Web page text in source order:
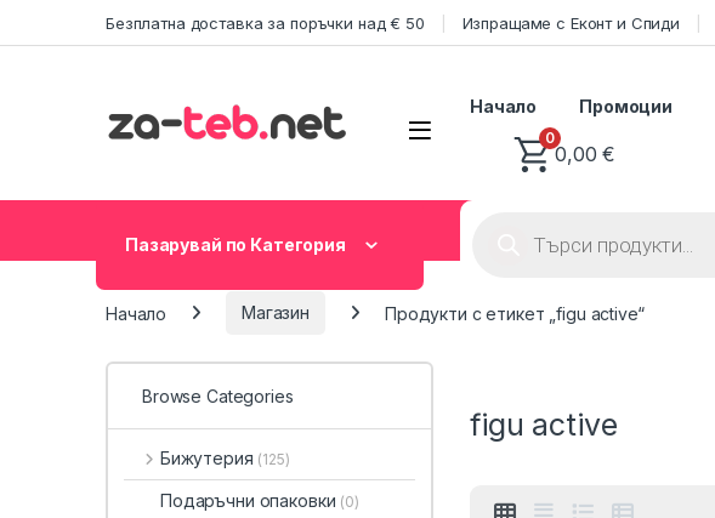
Безплатна доставка за поръчки над € 50 Изпращаме с Еконт и Спиди
Начало Промоции
0
0,00€
Пазарувай по Категория
Начало Магазин Продукти с етикет „figu active“
figu active
Browse Categories
Бижутерия (125)
Подаръчни опаковки (0)